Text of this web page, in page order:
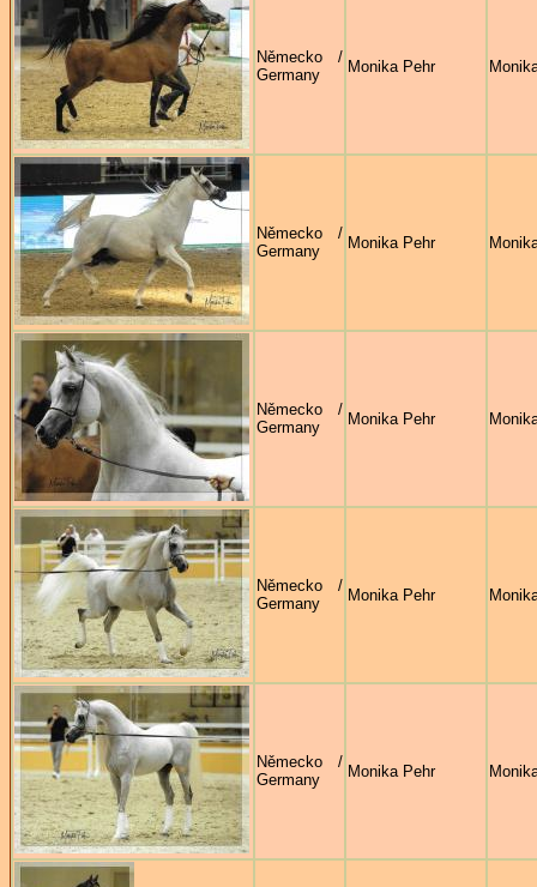
Německo /
Germany
Monika Pehr
Německo /
Germany
Monika Pehr
Německo /
Germany
Monika Pehr
Německo /
Germany
Monika Pehr
Německo /
Germany
Monika Pehr